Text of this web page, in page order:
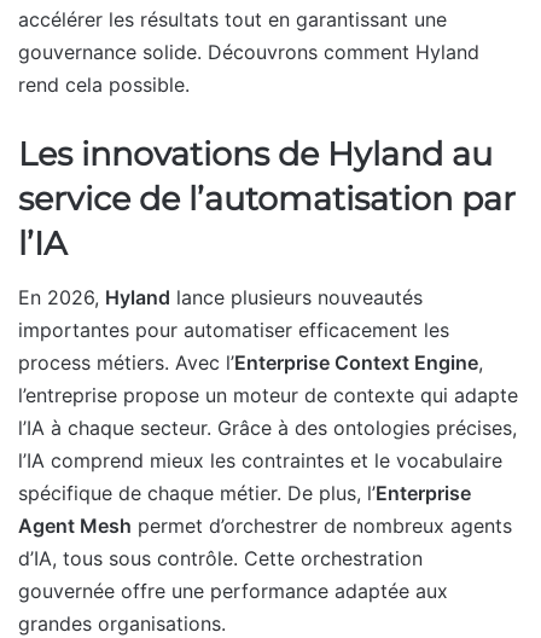
accélérer les résultats tout en garantissant une
gouvernance solide. Découvrons comment Hyland
rend cela possible.
Les innovations de Hyland au
service de l’automatisation par
l’IA
En 2026, Hyland lance plusieurs nouveautés
importantes pour automatiser efficacement les
process métiers. Avec l’Enterprise Context Engine,
l’entreprise propose un moteur de contexte qui adapte
l’IA à chaque secteur. Grâce à des ontologies précises,
l’IA comprend mieux les contraintes et le vocabulaire
spécifique de chaque métier. De plus, l’Enterprise
Agent Mesh permet d’orchestrer de nombreux agents
d’IA, tous sous contrôle. Cette orchestration
gouvernée offre une performance adaptée aux
grandes organisations.